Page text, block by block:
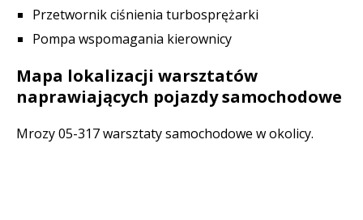
Przetwornik ciśnienia turbosprężarki
Pompa wspomagania kierownicy
Mapa lokalizacji warsztatów
naprawiających pojazdy samochodowe
Mrozy 05-317 warsztaty samochodowe w okolicy.